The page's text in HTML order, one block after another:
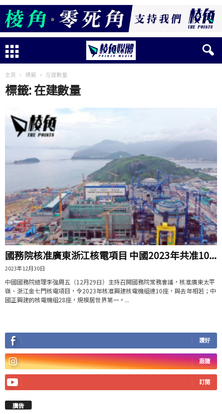
主頁 標籤 在建數量
標籤: 在建數量
國務院核准廣東浙江核電項目 中國2023年共准10...
2023年12月30日
中國國務院總理李強周五（12月29日）主持召開國務院常務會議，核准廣東太平
嶺、浙江金七門核電項目，令2023年核准興建核電機組達10座，與去年相若；中
國正興建的核電機組28座，規模居世界第一。...
讚好
跟隨
訂閱
廣告